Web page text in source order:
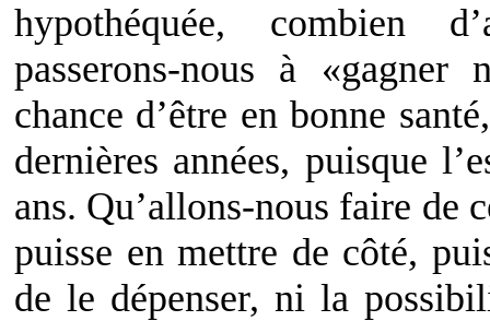
hypothéquée, combien
passerons-nous à
chance d’être en bonne
dernières années, puisque
ans. Qu’allons-nous faire de
puisse en mettre de côté,
de le dépenser, ni la